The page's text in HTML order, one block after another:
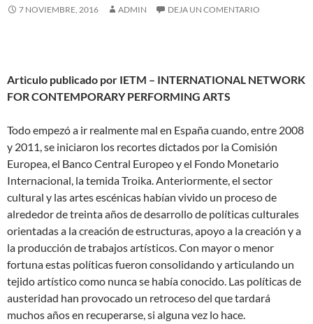
7 NOVIEMBRE, 2016 ADMIN DEJA UN COMENTARIO
Articulo publicado por IETM – INTERNATIONAL NETWORK
FOR CONTEMPORARY PERFORMING ARTS
Todo empezó a ir realmente mal en España cuando, entre 2008
y 2011, se iniciaron los recortes dictados por la Comisión
Europea, el Banco Central Europeo y el Fondo Monetario
Internacional, la temida Troika. Anteriormente, el sector
cultural y las artes escénicas habían vivido un proceso de
alrededor de treinta años de desarrollo de políticas culturales
orientadas a la creación de estructuras, apoyo a la creación y a
la producción de trabajos artísticos. Con mayor o menor
fortuna estas políticas fueron consolidando y articulando un
tejido artístico como nunca se había conocido. Las políticas de
austeridad han provocado un retroceso del que tardará
muchos años en recuperarse, si alguna vez lo hace.